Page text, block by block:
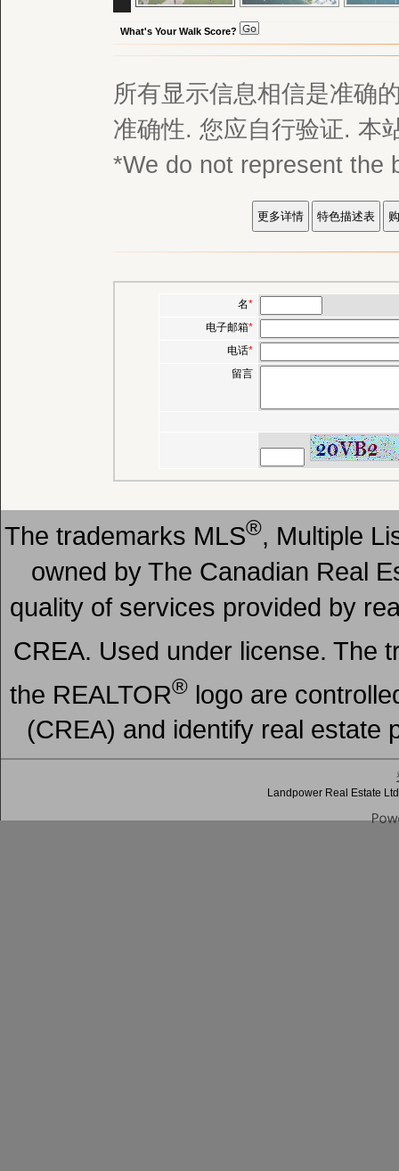
What's Your Walk Score?
所有显示信息相信是准确
准确性. 您应自行验证. 本
*We do not represent the
名*
电子邮箱*
电话*
留言
The trademarks MLS®, Multiple
owned by The Canadian Real
quality of services provided by
CREA. Used under license. The
the REALTOR®logo are
(CREA) and identify real estate
Landpower Real Estate